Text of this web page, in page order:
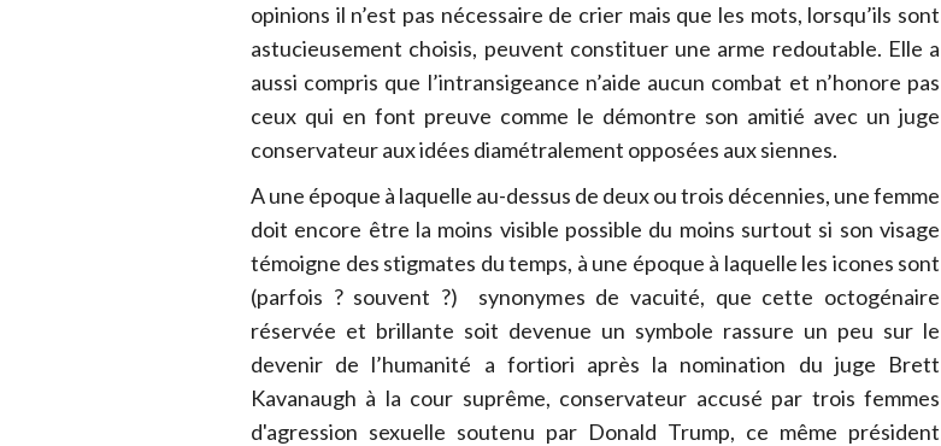
opinions il n’est pas nécessaire de crier mais que les mots, lorsqu’ils sont
astucieusement choisis, peuvent constituer une arme redoutable. Elle a
aussi compris que l’intransigeance n’aide aucun combat et n’honore pas
ceux qui en font preuve comme le démontre son amitié avec un juge
conservateur aux idées diamétralement opposées aux siennes.
A une époque à laquelle au-dessus de deux ou trois décennies, une femme
doit encore être la moins visible possible du moins surtout si son visage
témoigne des stigmates du temps, à une époque à laquelle les icones sont
(parfois ? souvent ?) synonymes de vacuité, que cette octogénaire
réservée et brillante soit devenue un symbole rassure un peu sur le
devenir de l’humanité a fortiori après la nomination du juge Brett
Kavanaugh à la cour suprême, conservateur accusé par trois femmes
d'agression sexuelle soutenu par Donald Trump, ce même président